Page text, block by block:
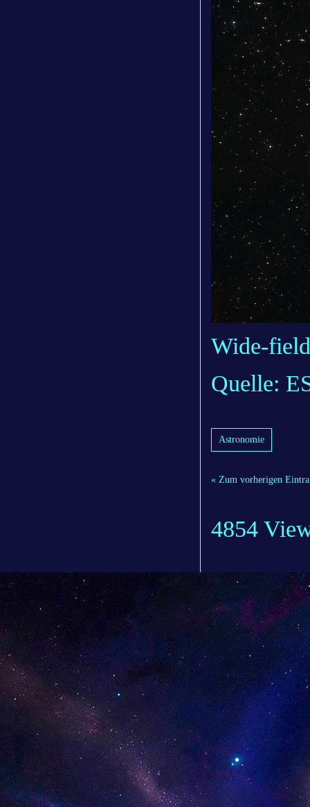
Wide-
Quelle:
Astronomie
« Zum vorherigen
4854